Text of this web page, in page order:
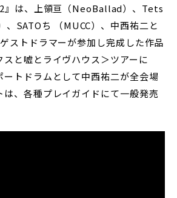
』は、上領亘（NeoBallad）、Tets
、SATOち （MUCC）、中西祐二と
ストドラマーが参加し完成した作品
スと嘘とライヴハウス＞ツアーに
ートドラムとして中西祐二が全会場
、各種プレイガイドにて一般発売